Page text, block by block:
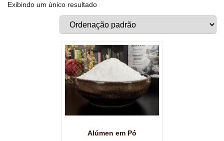
Exibindo um único resultado
Alúmen em Pó